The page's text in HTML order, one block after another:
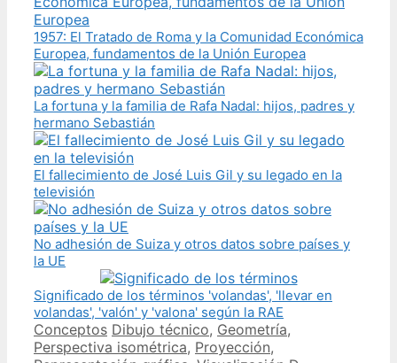
1957: El Tratado de Roma y la Comunidad Económica
Europea, fundamentos de la Unión Europea
La fortuna y la familia de Rafa Nadal: hijos, padres y
hermano Sebastián
El fallecimiento de José Luis Gil y su legado en la
televisión
No adhesión de Suiza y otros datos sobre países y
la UE
Significado de los términos 'volandas', 'llevar en
volandas', 'valón' y 'valona' según la RAE
Categories
Conceptos Tags
Dibujo técnico, Geometría,
Perspectiva isométrica, Proyección,